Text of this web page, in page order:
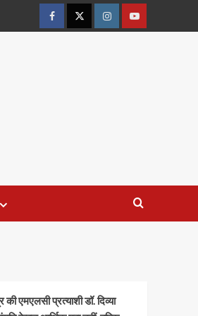
FacebookTwitterInstagramYoutube
की एमएलसी प्रत्याशी डॉ. दिव्या